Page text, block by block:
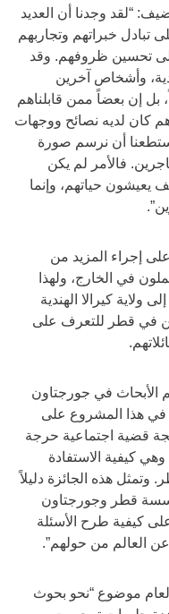
“لقد وجدنا أن العديد
تبادل خبراتهم وتجاربهم
تحسين ظروفهم. وقد
وأشخاص آخرين
بل إن بعضاً ممن قابلناهم
كان لديه نصائح ووجهات
أن نرسم صورة
فالأمر لم يكن
يعيشون حياتهم، وإنما
إجراء المزيد من
في الخارج، ولهذا
كيرالا الهندية
في قطر للتعرف على
في جورجتاون
هذا المشروع على
قضية اجتماعية حرجة
كيفية الاستفادة
هذه الجائزة دليلاً
قطر وجورجتاون
كيفية طرح الأسئلة
عن العالم من حولهم”.
موضوع “نحو بحوث